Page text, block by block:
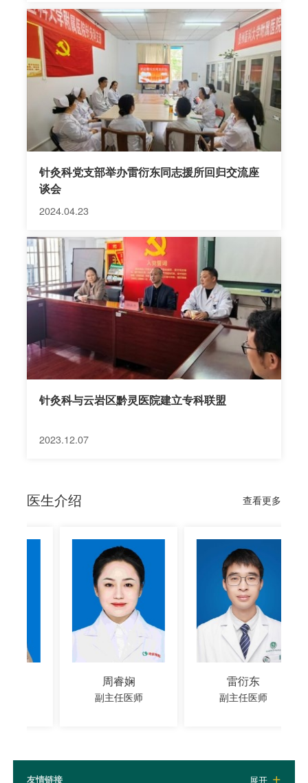
针灸科党支部举办雷衍东同志援所回归交流座
谈会
2024.04.23
针灸科与云岩区黔灵医院建立专科联盟
2023.12.07
医生介绍 查看更多
周睿娴
副主任医师
雷衍东
副主任医师
友情链接 展开 